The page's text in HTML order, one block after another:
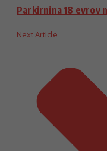
Parkirnina 18 evrov
Next Article